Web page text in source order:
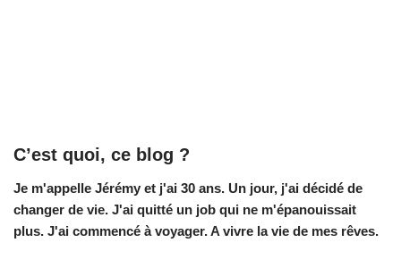
C’est quoi, ce blog ?
Je m'appelle Jérémy et j'ai 30 ans. Un jour, j'ai décidé de
changer de vie. J'ai quitté un job qui ne m'épanouissait
plus. J'ai commencé à voyager. A vivre la vie de mes rêves.